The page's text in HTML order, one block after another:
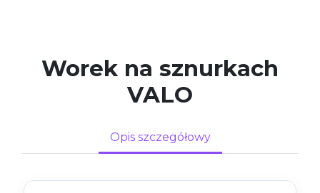
Worek na sznurkach
VALO
Opis szczegółowy